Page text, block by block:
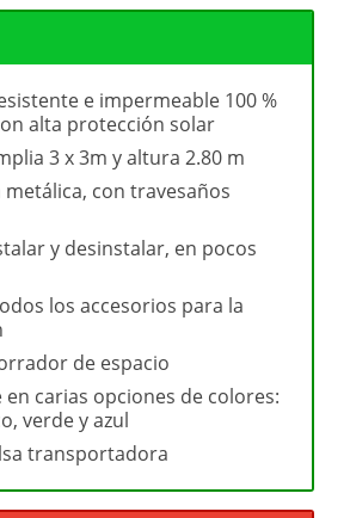
e impermeable 100 %
alta protección solar
3 x 3m y altura 2.80 m
con travesaños
y desinstalar, en pocos
los accesorios para la
de espacio
carias opciones de colores:
verde y azul
transportadora